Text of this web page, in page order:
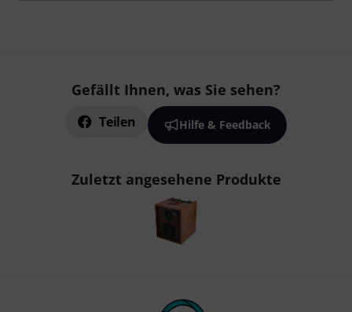
Gefällt Ihnen, was Sie sehen?
Teilen Hilfe & Feedback
Zuletzt angesehene Produkte